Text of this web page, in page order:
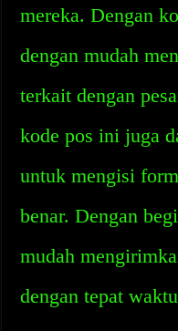
mereka. Dengan
dengan mudah
terkait dengan
kode pos ini juga
untuk mengisi
benar. Dengan
mudah
dengan tepat